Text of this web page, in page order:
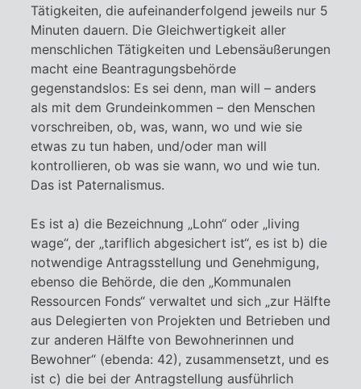
Tätigkeiten, die aufeinanderfolgend jeweils nur 5
Minuten dauern. Die Gleichwertigkeit aller
menschlichen Tätigkeiten und Lebensäußerungen
macht eine Beantragungsbehörde
gegenstandslos: Es sei denn, man will – anders
als mit dem Grundeinkommen – den Menschen
vorschreiben, ob, was, wann, wo und wie sie
etwas zu tun haben, und/oder man will
kontrollieren, ob was sie wann, wo und wie tun.
Das ist Paternalismus.
Es ist a) die Bezeichnung „Lohn“ oder „living
wage“, der „tariflich abgesichert ist“, es ist b) die
notwendige Antragsstellung und Genehmigung,
ebenso die Behörde, die den „Kommunalen
Ressourcen Fonds“ verwaltet und sich „zur Hälfte
aus Delegierten von Projekten und Betrieben und
zur anderen Hälfte von Bewohnerinnen und
Bewohner“ (ebenda: 42), zusammensetzt, und es
ist c) die bei der Antragstellung ausführlich